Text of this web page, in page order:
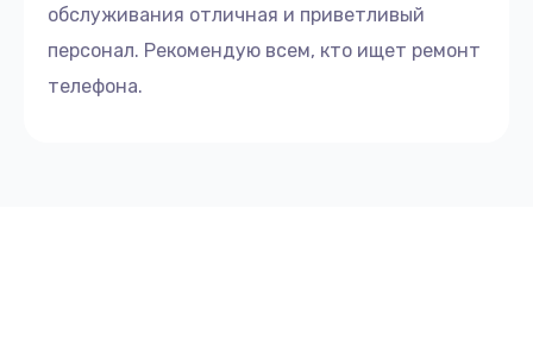
обслуживания отличная и приветливый
персонал. Рекомендую всем, кто ищет ремонт
телефона.